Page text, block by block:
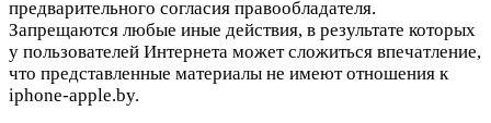
предварительного согласия правообладателя.
Запрещаются любые иные действия, в результате которых
у пользователей Интернета может сложиться впечатление,
что представленные материалы не имеют отношения к
iphone-apple.by.